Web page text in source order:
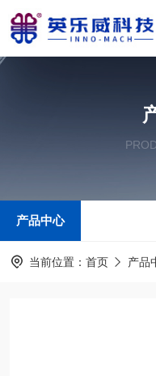
产品中心
当前位置： 首页 产品